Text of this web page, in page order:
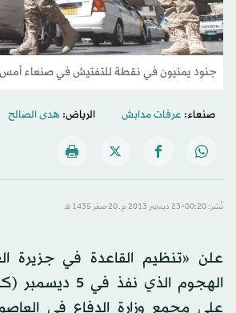
جنود يمنيون في نقطة للتفتيش في صنعاء
صنعاء: عرفات مدابش الرياض: هدى الصالح
نُشر: 00:20-23 ديسمبر 2013 م ـ 20 صفَر 1435 هـ
علن «تنظيم القاعدة في جزيرة
الهجوم الذي نفذ
على مجمع وزارة الدفاع في